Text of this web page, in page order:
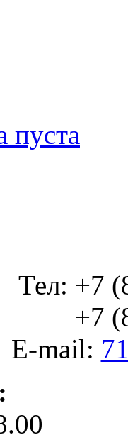
пуста
Тел: +7
+7
E-mail: